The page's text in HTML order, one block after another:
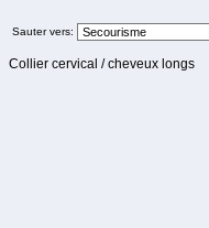
Sauter vers:
Collier cervical / cheveux longs